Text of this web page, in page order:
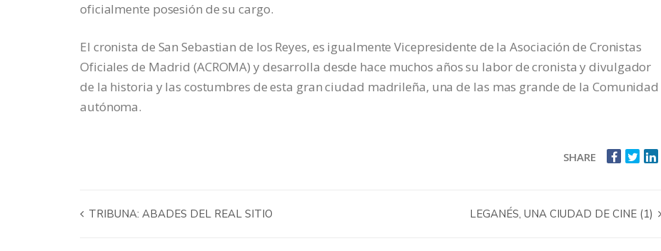
oficialmente posesión de su cargo.
El cronista de San Sebastian de los Reyes, es igualmente Vicepresidente de la Asociación de Cronistas
Oficiales de Madrid (ACROMA) y desarrolla desde hace muchos años su labor de cronista y divulgador
de la historia y las costumbres de esta gran ciudad madrileña, una de las mas grande de la Comunidad
autónoma.
SHARE
TRIBUNA: ABADES DEL REAL SITIO LEGANÉS, UNA CIUDAD DE CINE (1)